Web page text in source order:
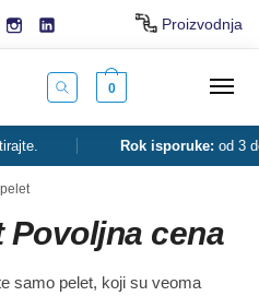
Proizvodnja
0
Rok isporuke:od 3 do 5
Povoljna cena
samo pelet, koji su veoma